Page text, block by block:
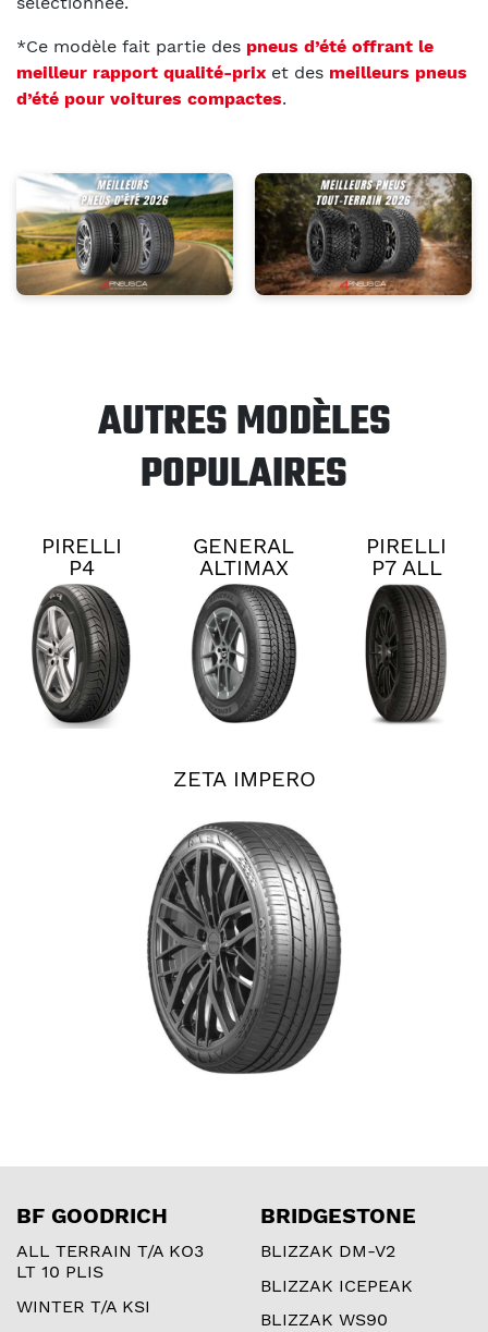
*Ce modèle fait partie des pneus d’été offrant le
meilleur rapport qualité-prix et des meilleurs pneus
d’été pour voitures compactes.
AUTRES MODÈLES
POPULAIRES
PIRELLI
P4
PERSIST
AS PLUS
GENERAL
ALTIMAX
RT45
PIRELLI
P7 ALL
SEASON
PLUS 3
ZETA IMPERO
BF GOODRICH
ALL TERRAIN T/A KO3
LT 10 PLIS
WINTER T/A KSI
BRIDGESTONE
BLIZZAK DM-V2
BLIZZAK ICEPEAK
BLIZZAK WS90